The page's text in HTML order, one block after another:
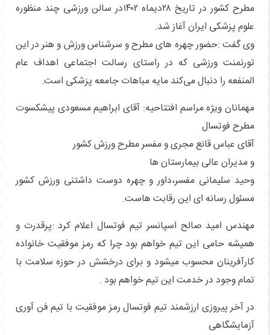
مطرح کشور در تاریخ ۲۸دیماه ۱۴۰۲در سالن ورزشی چند منظوره
علوم پزشکی ایران آغاز شد.
وی گفت :حضور چهره های مطرح و سرشناس ورزش و هنر در این
تورنمنت ورزشی که در راستای رسالت اجتماعی اهداف عام
المنفعه را دنبال می‌کند مایه مباهات جامعه پزشکی است.
مهمانان ویژه مراسم افتتاحیه: آقای ابراهیم مسعودی پیشکسوت
مطرح فوتسال
آقای عباس قانع مجری و مفسر مطرح ورزش کشور
و مدیران عالی بیمارستان‌ ها
وحید سلیمانی مفسر،داور و چهره دوست داشتنی ورزش کشور
مسئول رسانه ای این رقابت هاست.
مهندس امید صالح اسپانسر تیم فوتسال اعلام کرد :پرقدرت و
همیشه حامی این تیم خواهم بود چرا که رمز موفقیت خانواده
کارآفرینان محسوب میشود و برای درخشش در حوزه سلامت با
تمام وجود در خدمت این تیم خواهم بود .
در آخر پیروزی ارزشمند تیم فوتسال رمز موفقیت با تیم فن آوری
آزمایشگاهی